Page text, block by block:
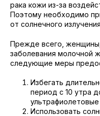
рака кожи из-за
Поэтому необходимо
от солнечного
Прежде всего,
заболевания молочной
следующие меры
Избегать
период с 10 утра
Использовать